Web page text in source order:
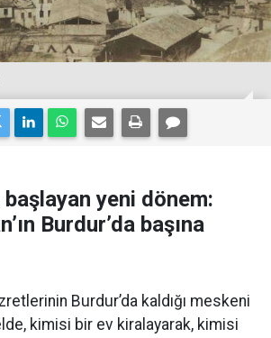
başlayan yeni dönem:
Burdur’da başına
Burdur’da kaldığı meskeni
kimisi bir ev kiralayarak, kimisi